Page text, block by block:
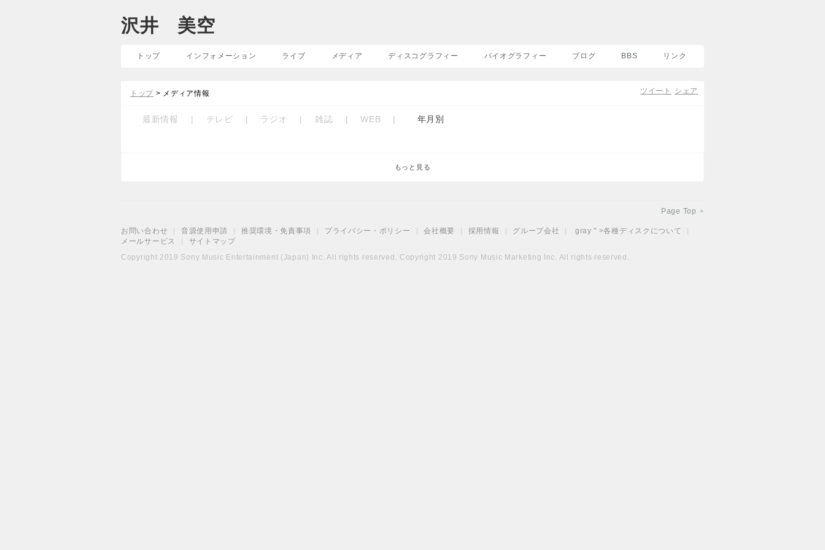
沢井 美空
トップ インフォメーション ライブ メディア ディスコグラフィー バイオグラフィー ブログ BBS リンク
トップ > メディア情報 シェア
ツイート
最新情報 | テレビ | ラジオ | 雑誌 | WEB | 年月別
もっと見る
Page Top ^
お問い合わせ 音源使用申請 推奨環境・免責事項 プライバシー・ポリシー 会社概要 採用情報 グループ会社 gray " >各種ディスクについて
メールサービス
サイトマップ
Copyright 2019 Sony Music Entertainment (Japan) Inc. All rights reserved. Copyright 2019 Sony Music Marketing Inc. All rights reserved.